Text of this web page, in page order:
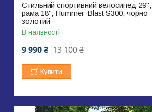
Стильний спортивний велосипед 29",
рама 18", Hummer-Blast S300, чорно-
золотий
В наявності
13 100 ₴
9 990 ₴
Купити